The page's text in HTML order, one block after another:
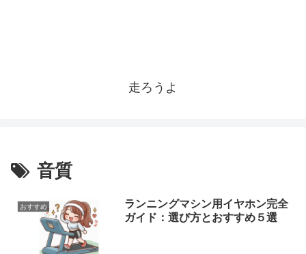
走ろうよ
音質
おすすめ
ランニングマシン用イヤホン完全
ガイド：選び方とおすすめ５選